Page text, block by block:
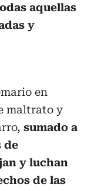
aquellas
y
en
maltrato y
sumado a
de
y luchan
de las